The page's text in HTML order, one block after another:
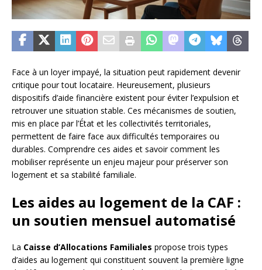
Face à un loyer impayé, la situation peut rapidement devenir
critique pour tout locataire. Heureusement, plusieurs
dispositifs d’aide financière existent pour éviter l’expulsion et
retrouver une situation stable. Ces mécanismes de soutien,
mis en place par l’État et les collectivités territoriales,
permettent de faire face aux difficultés temporaires ou
durables. Comprendre ces aides et savoir comment les
mobiliser représente un enjeu majeur pour préserver son
logement et sa stabilité familiale.
Les aides au logement de la CAF :
un soutien mensuel automatisé
La Caisse d’Allocations Familiales propose trois types
d’aides au logement qui constituent souvent la première ligne